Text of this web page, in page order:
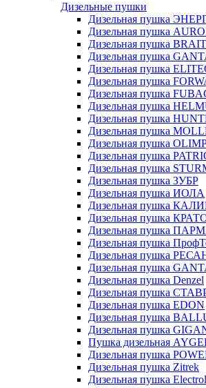
Дизельные пушки
Дизельная пушка
Дизельная пушка
Дизельная пушка BRAIT
Дизельная пушка
Дизельная пушка
Дизельная пушка
Дизельная пушка
Дизельная пушка
Дизельная пушка
Дизельная пушка
Дизельная пушка
Дизельная пушка
Дизельная пушка
Дизельная пушка ЗУБР
Дизельная пушка ИОЛА
Дизельная пушка
Дизельная пушка
Дизельная пушка
Дизельная пушка
Дизельная пушка
Дизельная пушка
Дизельная пушка Denzel
Дизельная пушка
Дизельная пушка EDON
Дизельная пушка
Дизельная пушка
Пушка дизельная
Дизельная пушка
Дизельная пушка Zitrek
Дизельная пушка